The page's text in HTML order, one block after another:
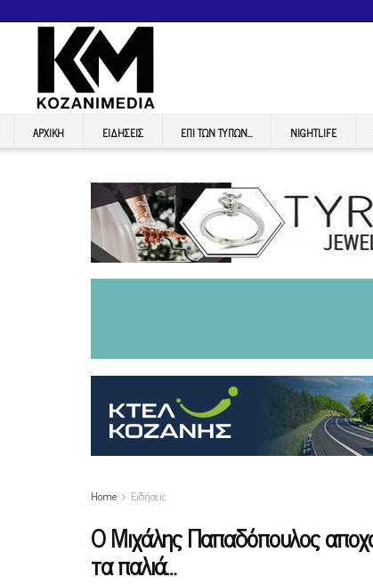
ΑΡΧΙΚΉ ΕΙΔΉΣΕΙΣ ΕΠI ΤΩΝ ΤΥΠΩΝ… NIGHTLIFE
Home Ειδήσεις
O Mιχάλης Παπαδόπουλος
τα παλιά…